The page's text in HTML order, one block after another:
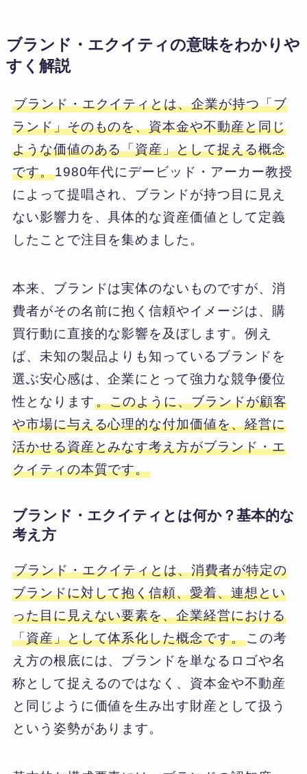
ブランド・エクイティの意味をわかりや
すく解説
ブランド・エクイティとは、企業が持つ「ブ
ランド」そのものを、資本金や不動産と同じ
ような価値のある「資産」として捉える概念
です。1980年代にデービッド・アーカー教授
によって提唱され、ブランドが持つ目に見え
ない影響力を、具体的な資産価値として定義
したことで注目を集めました。
本来、ブランドは実体のないものですが、消
費者がその名前に抱く信頼やイメージは、購
買行動に直接的な影響を及ぼします。例え
ば、未知の製品よりも知っているブランドを
選ぶ安心感は、企業にとって強力な競争優位
性となります。このように、ブランドが顧客
や市場に与える心理的な付加価値を、経営に
活かせる資産とみなす考え方がブランド・エ
クイティの本質です。
ブランド・エクイティとは何か？基本的な
考え方
ブランド・エクイティとは、消費者が特定の
ブランドに対して抱く信頼、愛着、連想とい
った目に見えない要素を、企業経営における
「資産」として体系化した概念です。この考
え方の根底には、ブランドを単なるロゴや名
称として捉えるのではなく、資本金や不動産
と同じように価値を生み出す財産として扱う
という姿勢があります。